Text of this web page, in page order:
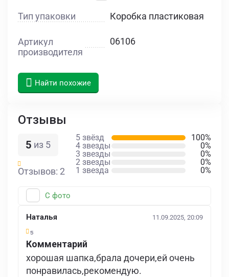
Тип упаковки Коробка пластиковая
Артикул
производителя
06106
Найти похожие
Отзывы
5 из 5
Отзывов: 2
5 звёзд
100%
4 звезды
0%
3 звезды
0%
2 звезды
0%
1 звезда
0%
С фото
Наталья 11.09.2025, 20:09
5
Комментарий
хорошая шапка,брала дочери,ей очень
понравилась,рекомендую.